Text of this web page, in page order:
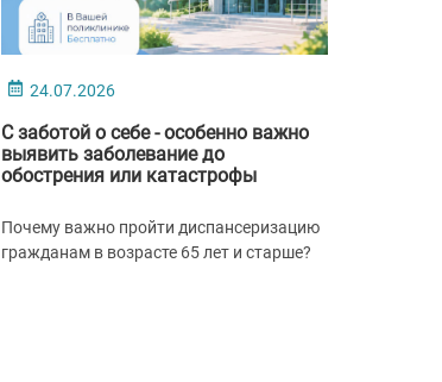
24.07.2026
С заботой о себе - особенно важно
выявить заболевание до
обострения или катастрофы
Почему важно пройти диспансеризацию
гражданам в возрасте 65 лет и старше?